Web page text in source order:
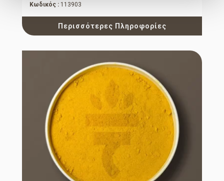
Κωδικός : 113903
Περισσότερες Πληροφορίες